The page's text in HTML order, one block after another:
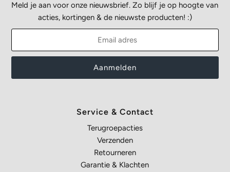
Meld je aan voor onze nieuwsbrief. Zo blijf je op hoogte van
acties, kortingen & de nieuwste producten! :)
Service & Contact
Terugroepacties
Verzenden
Retourneren
Garantie & Klachten